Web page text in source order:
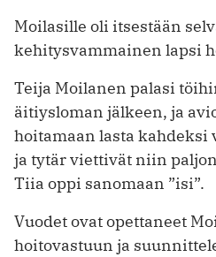
Moilasille oli itsestään
kehitysvammainen lapsi
Teija Moilanen palasi
äitiysloman jälkeen, ja
hoitamaan lasta kahdeksi
ja tytär viettivät niin
Tiia oppi sanomaan ”isi”.
Vuodet ovat opettaneet
hoitovastuun ja